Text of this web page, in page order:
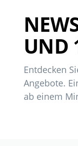
UND
Entdecken
Angebote.
ab einem